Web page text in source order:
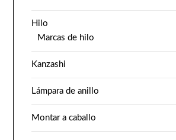
Hilo
Marcas de hilo
Kanzashi
Lámpara de anillo
Montar a caballo